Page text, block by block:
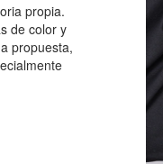
propia.
de color y
propuesta,